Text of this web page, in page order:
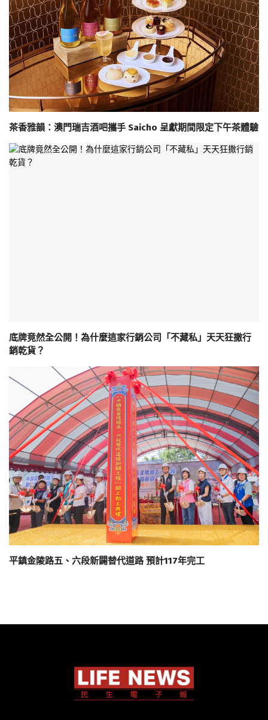
茶香雅韻：澳門瑞吉酒吧攜手 Saicho 呈獻期間限定下午茶體驗
底牌竟然全公開！為什麼這家行銷公司「不藏私」天天狂撒行
銷乾貨？
平鎮金陵路五、六段新闢替代道路 預計117年完工